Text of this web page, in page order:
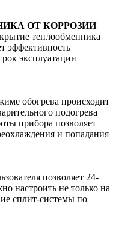
ОТ КОРРОЗИИ
теплообменника
эффективность
эксплуатации
обогрева происходит
подогрева
прибора позволяет
и попадания
позволяет 24-
настроить не только на
сплит-системы по